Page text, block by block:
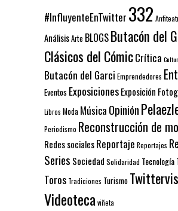
#InfluyenteEnTwitter 332
AnálisisArte BLOGSButacón del
Clásicos del CómicCrítica
Butacón del Garci Emprendedores
Eventos ExposicionesExposición
Libros Moda Música Opinión
Periodismo Reconstrucción de
Redes socialesReportaje Reportajes
Series Sociedad Solidaridad Tecnología
Toros Tradiciones Turismo
Videoteca viñeta